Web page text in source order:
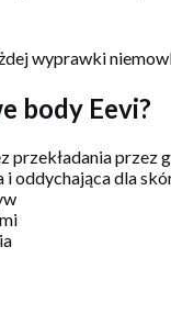
wyprawki
body Eevi?
przekładania przez
i oddychająca dla